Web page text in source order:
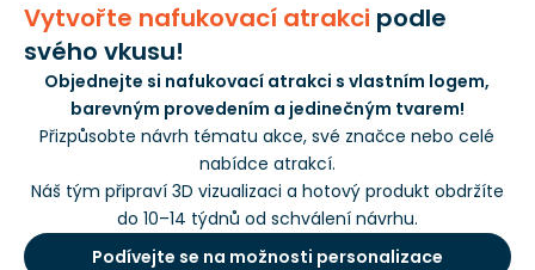
Vytvořte nafukovací atrakci podle
svého vkusu!
Objednejte si nafukovací atrakci s vlastním logem,
barevným provedením a jedinečným tvarem!
Přizpůsobte návrh tématu akce, své značce nebo celé
nabídce atrakcí.
Náš tým připraví 3D vizualizaci a hotový produkt obdržíte
do 10–14 týdnů od schválení návrhu.
Podívejte se na možnosti personalizace